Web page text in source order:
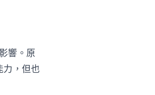
響。原
力，但也